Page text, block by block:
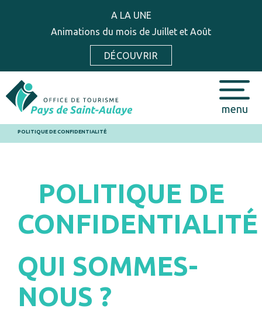
A LA UNE
Animations du mois de Juillet et Août
DÉCOUVRIR
menu
POLITIQUE DE CONFIDENTIALITÉ
POLITIQUE DE
CONFIDENTIALITÉ
QUI SOMMES-
NOUS ?